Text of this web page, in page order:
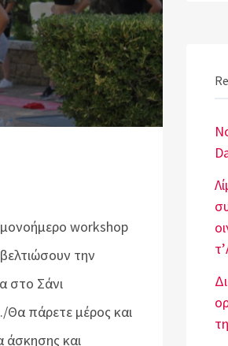
workshop
την
στο Σάνι
πάρετε μέρος και
άσκησης και